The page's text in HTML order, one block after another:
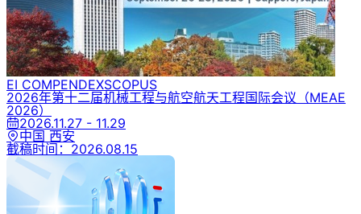
EI COMPENDEXSCOPUS
2026年第十二届机械工程与航空航天工程国际会议 （MEAE
2026）
2026.11.27 - 11.29
中国 西安
截稿时间： 2026.08.15